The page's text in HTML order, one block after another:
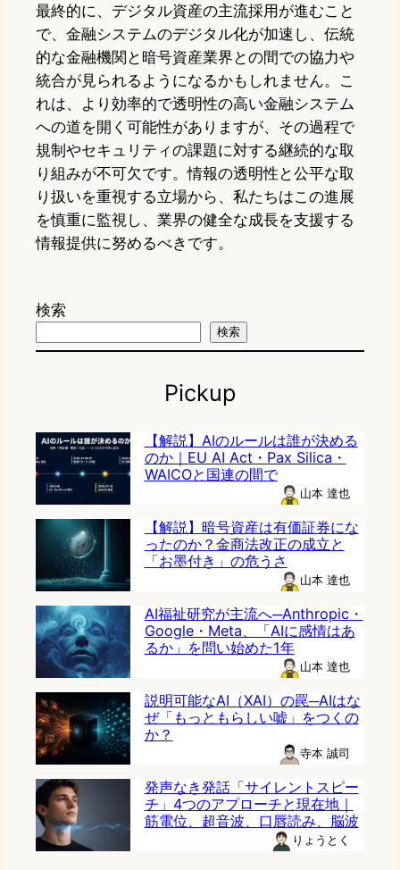
最終的に、デジタル資産の主流採用が進むこと
で、金融システムのデジタル化が加速し、伝統
的な金融機関と暗号資産業界との間での協力や
統合が見られるようになるかもしれません。こ
れは、より効率的で透明性の高い金融システム
への道を開く可能性がありますが、その過程で
規制やセキュリティの課題に対する継続的な取
り組みが不可欠です。情報の透明性と公平な取
り扱いを重視する立場から、私たちはこの進展
を慎重に監視し、業界の健全な成長を支援する
情報提供に努めるべきです。
検索
検索
Pickup
【解説】AIのルールは誰が決める
のか｜EU AI Act・Pax Silica・
WAICOと国連の間で
山本 達也
【解説】暗号資産は有価証券にな
ったのか？金商法改正の成立と
「お墨付き」の危うさ
山本 達也
AI福祉研究が主流へ─Anthropic・
Google・Meta、「AIに感情はあ
るか」を問い始めた1年
山本 達也
説明可能なAI（XAI）の罠─AIはな
ぜ「もっともらしい嘘」をつくの
か？
寺本 誠司
発声なき発話「サイレントスピー
チ」4つのアプローチと現在地｜
筋電位、超音波、口唇読み、脳波
りょうとく